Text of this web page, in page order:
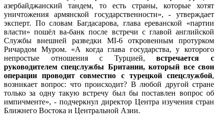
азербайджанский тандем, то есть страны, которые хотят
уничтожения армянской государственности», - утверждает
эксперт. По словам Багдасарова, глава ереванской «партии
власти» пошёл ва-банк после встречи с главой английской
Службы внешней разведки MI-6 откровенным протурком
Ричардом Муром. «А когда глава государства, у которого
непростые отношения с Турцией,встречается с
руководителем спецслужбы Британии, который все свои
операции проводит совместно с турецкой спецслужбой,
возникает вопрос: что происходит? В любой другой стране
только за одну такую встречу был бы поставлен вопрос об
импичменте», - подчеркнул директор Центра изучения стран
Ближнего Востока и Центральной Азии.